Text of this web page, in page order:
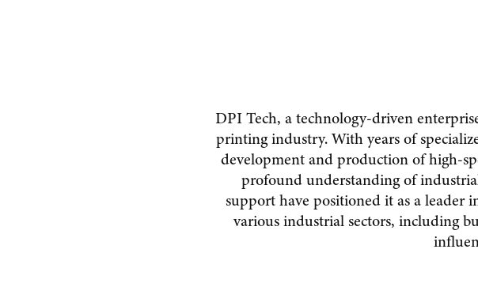
DPI Tech, a technology-driven
printing industry. With years of
development and production of high-
profound understanding of
support have positioned it as a leader
various industrial sectors, including